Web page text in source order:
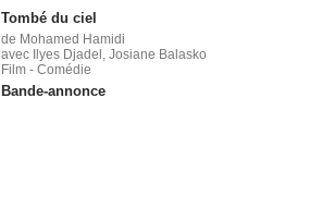
Tombé du ciel
de Mohamed Hamidi
avec Ilyes Djadel, Josiane Balasko
Film - Comédie
Bande-annonce